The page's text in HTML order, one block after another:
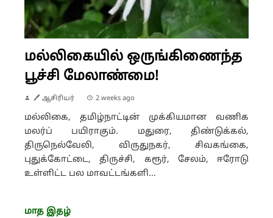
மல்லிகையில் ஒருங்கிணைந்த
பூச்சி மேலாண்மை!
🖊 ஆசிரியர் 2 weeks ago
மல்லிகை, தமிழ்நாட்டின் முக்கியமான வணிக
மலர்ப் பயிராகும். மதுரை, திண்டுக்கல்,
திருநெல்வேலி, விருதுநகர், சிவகங்கை,
புதுக்கோட்டை, திருச்சி, கரூர், சேலம், ஈரோடு
உள்ளிட்ட பல மாவட்டங்களி...
மாத இதழ்